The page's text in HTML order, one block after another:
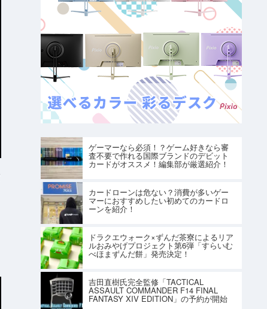
ゲーマーなら必須！？ゲーム好きなら審
査不要で作れる国際ブランドのデビット
カードがオススメ！編集部が厳選紹介！
カードローンは危ない？消費が多いゲー
マーにおすすめしたい初めてのカードロ
ーンを紹介！
ドラクエウォーク×ずんだ茶寮によるリア
ルおみやげプロジェクト第6弾「すらいむ
べほまずんだ餅」発売決定！
吉田直樹氏完全監修「TACTICAL
ASSAULT COMMANDER F14 FINAL
FANTASY XIV EDITION」の予約が開始